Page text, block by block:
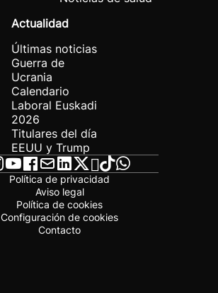
Actualidad
Últimas noticias
Guerra de
Ucrania
Calendario
Laboral Euskadi
2026
Titulares del día
EEUU y Trump
Política de privacidad
Aviso legal
Política de cookies
Configuración de cookies
Contacto